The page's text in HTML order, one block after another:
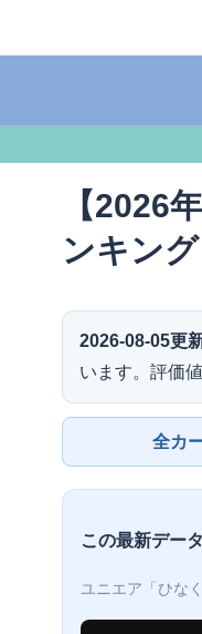
【2026
ンキング
2026-08-05更新
います。評価
全カ
この最新デー
ユニエア「ひな